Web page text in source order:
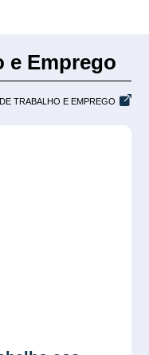
e Emprego
TRABALHO E EMPREGO